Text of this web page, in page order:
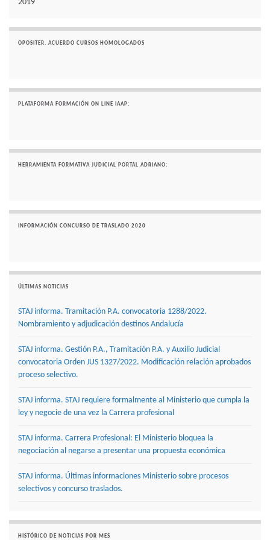
2019
OPOSITER. ACUERDO CURSOS HOMOLOGADOS
PLATAFORMA FORMACIÓN ON LINE IAAP:
HERRAMIENTA FORMATIVA JUDICIAL PORTAL ADRIANO:
INFORMACIÓN CONCURSO DE TRASLADO 2020
ÚLTIMAS NOTICIAS
STAJ informa. Tramitación P.A. convocatoria 1288/2022.
Nombramiento y adjudicación destinos Andalucía
STAJ informa. Gestión P.A., Tramitación P.A. y Auxilio Judicial
convocatoria Orden JUS 1327/2022. Modificación relación aprobados
proceso selectivo.
STAJ informa. STAJ requiere formalmente al Ministerio que cumpla la
ley y negocie de una vez la Carrera profesional
STAJ informa. Carrera Profesional: El Ministerio bloquea la
negociación al negarse a presentar una propuesta económica
STAJ informa. Últimas informaciones Ministerio sobre procesos
selectivos y concurso traslados.
HISTÓRICO DE NOTICIAS POR MES